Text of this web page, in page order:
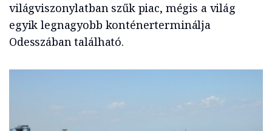
világviszonylatban szűk piac, mégis a világ
egyik legnagyobb konténerterminálja
Odesszában található.